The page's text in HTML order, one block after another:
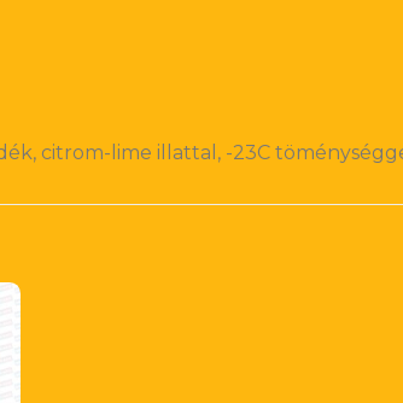
citrom-lime illattal, -23C